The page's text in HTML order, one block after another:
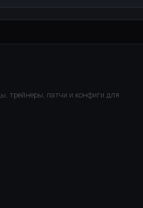
трейнеры, патчи и конфиги для